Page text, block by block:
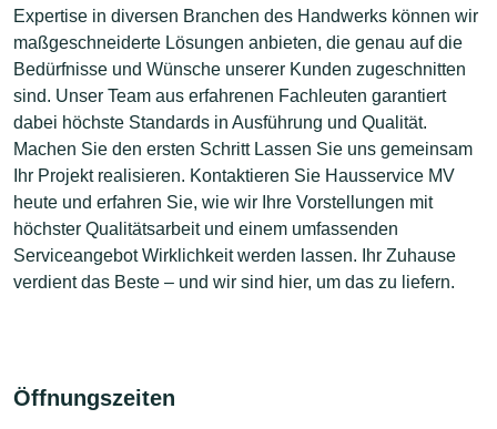
Expertise in diversen Branchen des Handwerks können wir
maßgeschneiderte Lösungen anbieten, die genau auf die
Bedürfnisse und Wünsche unserer Kunden zugeschnitten
sind. Unser Team aus erfahrenen Fachleuten garantiert
dabei höchste Standards in Ausführung und Qualität.
Machen Sie den ersten Schritt Lassen Sie uns gemeinsam
Ihr Projekt realisieren. Kontaktieren Sie Hausservice MV
heute und erfahren Sie, wie wir Ihre Vorstellungen mit
höchster Qualitätsarbeit und einem umfassenden
Serviceangebot Wirklichkeit werden lassen. Ihr Zuhause
verdient das Beste – und wir sind hier, um das zu liefern.
Öffnungszeiten